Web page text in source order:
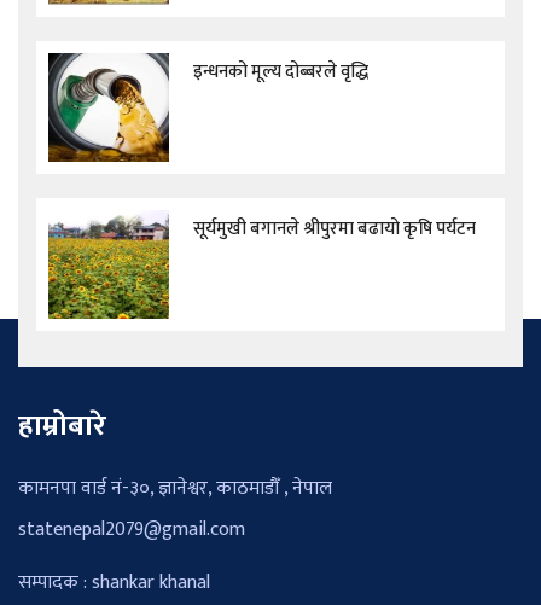
इन्धनको मूल्य दोब्बरले वृद्धि
सूर्यमुखी बगानले श्रीपुरमा बढायो कृषि पर्यटन
हाम्रोबारे
कामनपा वार्ड नं-३०, ज्ञानेश्वर, काठमाडौँ , नेपाल
statenepal2079@gmail.com
सम्पादक : shankar khanal